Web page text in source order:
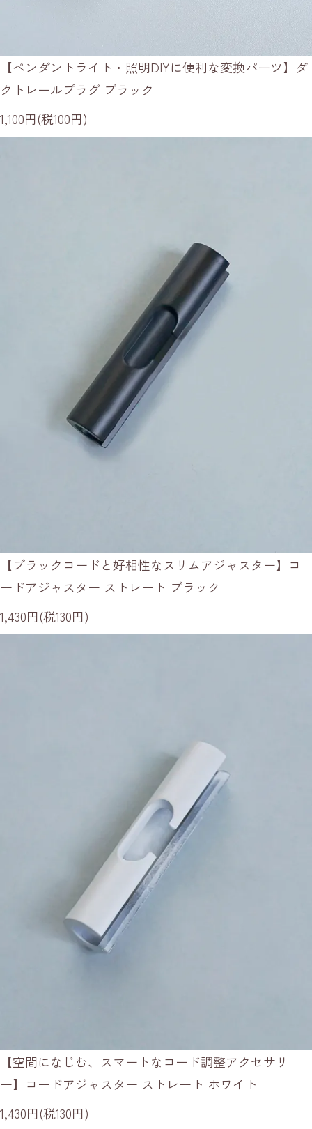
【ペンダントライト・照明DIYに便利な変換パーツ】ダ
クトレールプラグ ブラック
1,100円(税100円)
【ブラックコードと好相性なスリムアジャスター】コ
ードアジャスター ストレート ブラック
1,430円(税130円)
【空間になじむ、スマートなコード調整アクセサリ
ー】コードアジャスター ストレート ホワイト
1,430円(税130円)